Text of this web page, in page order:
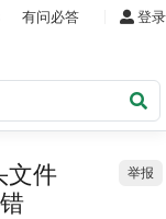
有问必答 登录
举报
文件